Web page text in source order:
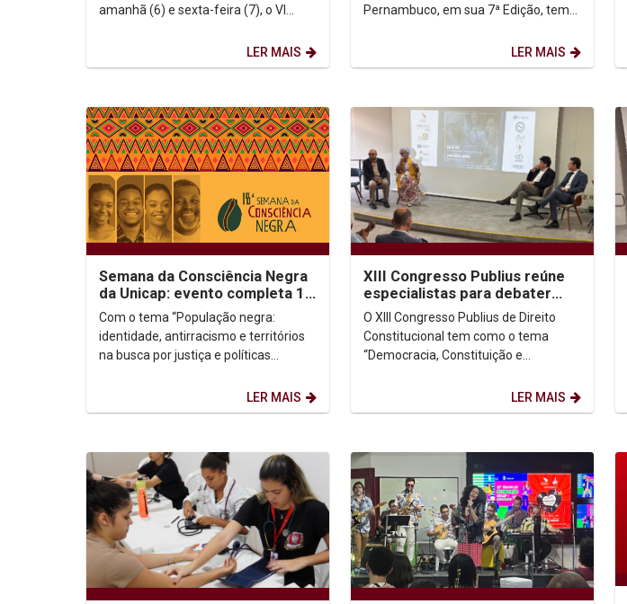
amanhã (6) e sexta-feira (7), o VI
Religiões, Identidades e Diálogos...
LER MAIS
Pernambuco, em sua 7ª Edição, tem
reflexão sobre temáticas...LER MAIS
Semana da Consciência Negra
da Unicap: evento completa 18
anos e debate a identidade e...
Com o tema “População negra:
identidade, antirracismo e territórios
na busca por justiça e políticas
Consciência Negra da Unicap...LER MAIS
XIII Congresso Publius reúne
especialistas para debater
democracia digital e os limites
da...
O XIII Congresso Publius de Direito
Constitucional tem como o tema
“Democracia, Constituição e
LER MAIS